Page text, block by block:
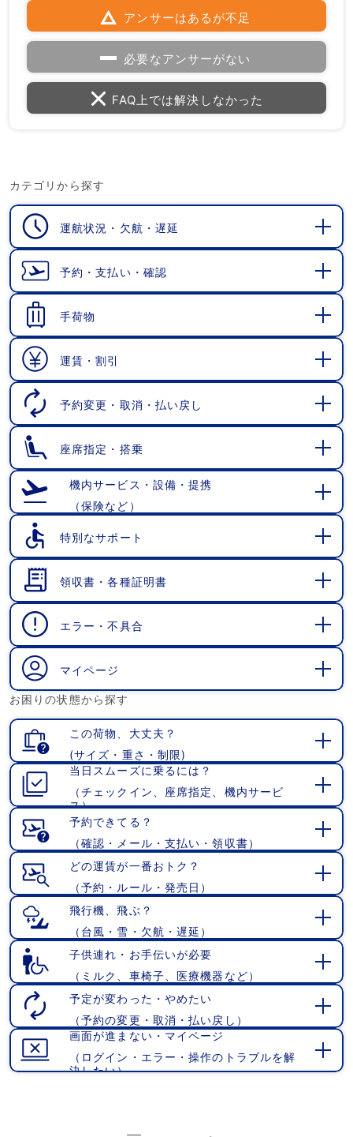
アンサーはあるが不足
必要なアンサーがない
FAQ上では解決しなかった
カテゴリから探す
運航状況・欠航・遅延
予約・支払い・確認
手荷物
運賃・割引
予約変更・取消・払い戻し
座席指定・搭乗
機内サービス・設備・提携
（保険など）
特別なサポート
領収書・各種証明書
エラー・不具合
マイページ
お困りの状態から探す
この荷物、大丈夫？
(サイズ・重さ・制限)
当日スムーズに乗るには？
（チェックイン、座席指定、機内サービ
ス）
予約できてる？
（確認・メール・支払い・領収書）
どの運賃が一番おトク？
（予約・ルール・発売日）
飛行機、飛ぶ？
（台風・雪・欠航・遅延）
子供連れ・お手伝いが必要
（ミルク、車椅子、医療機器など）
予定が変わった・やめたい
（予約の変更・取消・払い戻し）
画面が進まない・マイページ
（ログイン・エラー・操作のトラブルを解
決したい）